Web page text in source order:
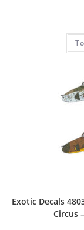
Exotic Decals
Circus